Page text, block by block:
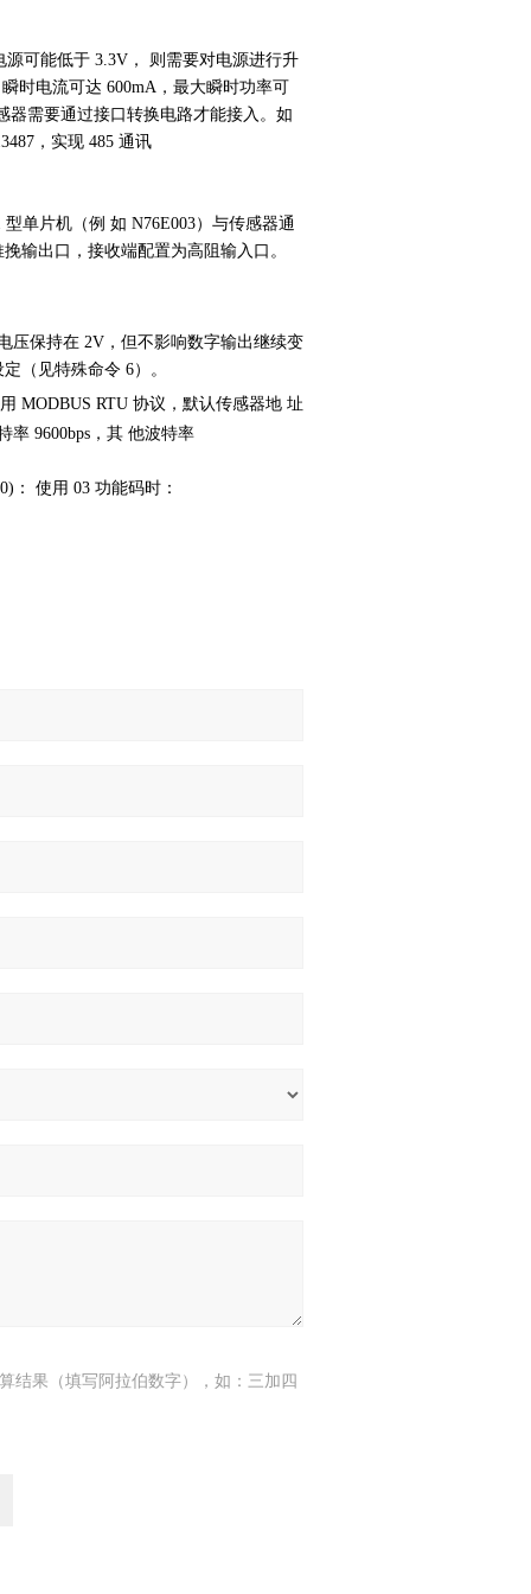
源可能低于 3.3V ， 则需要对电源进行升
时电流可达 600mA ，最大瞬时功率可
器需要通过接口转换电路才能接入。如
，实现 485 通讯
型单片机（例 如 N76E003）与传感器通
输出口，接收端配置为高阻输入口。
压保持在 2V ，但不影响数字输出继续变
定（见特殊命令 6）。
MODBUS RTU 协议，默认传感器地 址
率 9600bps ，其 他波特率
0) ： 使用 03 功能码时：
结果（填写阿拉伯数字），如：三加四